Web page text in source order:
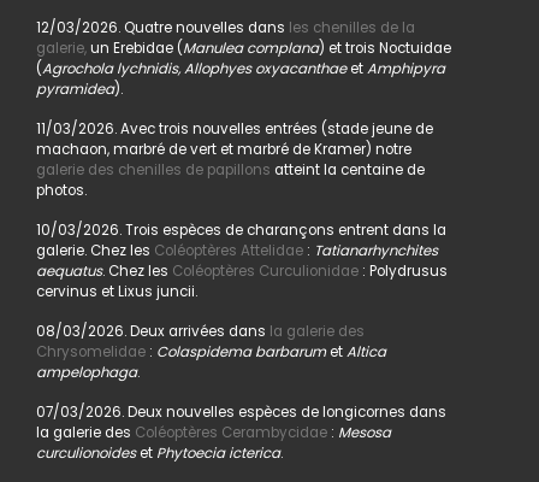
12/03/2026. Quatre nouvelles dans les chenilles de la
galerie,un Erebidae (Manulea complana) et trois Noctuidae
(Agrochola lychnidis, Allophyes oxyacanthaeetAmphipyra
pyramidea).
11/03/2026. Avec trois nouvelles entrées (stade jeune de
machaon, marbré de vert et marbré de Kramer) notre
galerie des chenilles de papillons atteint la centaine de
photos.
10/03/2026. Trois espèces de charançons entrent dans la
galerie. Chez les Coléoptères Attelidae: Tatianarhynchites
aequatus. Chez les Coléoptères Curculionidae: Polydrusus
cervinus et Lixus juncii.
08/03/2026. Deux arrivées dans la galerie des
Chrysomelidae: Colaspidema barbarumetAltica
ampelophaga.
07/03/2026. Deux nouvelles espèces de longicornes dans
la galerie des Coléoptères Cerambycidae: Mesosa
curculionoideset Phytoecia icterica.